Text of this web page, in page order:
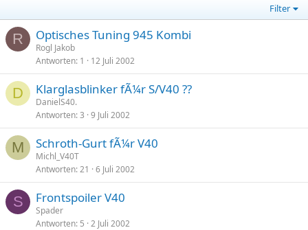
Filter
R Optisches Tuning 945 Kombi
Rogl Jakob
Antworten 1 12 Juli 2002
D Klarglasblinker fÃ¼r S/V40 ??
DanielS40.
Antworten 3 9 Juli 2002
M Schroth-Gurt fÃ¼r V40
Michl_V40T
Antworten 21 6 Juli 2002
S Frontspoiler V40
Spader
Antworten 5 2 Juli 2002